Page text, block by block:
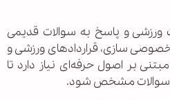
ورزشی و پاسخ به سوالات قدیمی
سازی، قراردادهای ورزشی و
بر اصول حرفه‌ای نیاز دارد تا
سوالات مشخص شود.